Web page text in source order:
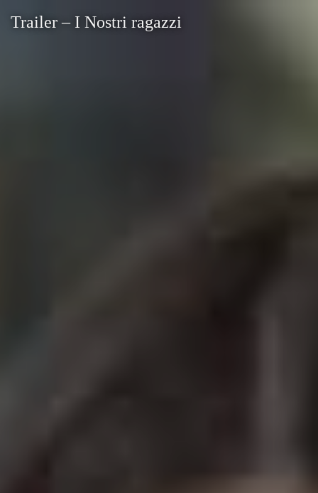
Trailer – I Nostri ragazzi